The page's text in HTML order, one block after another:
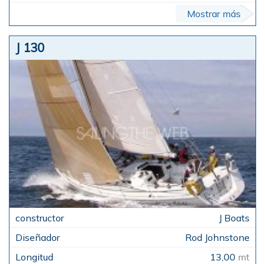
Mostrar más
J 130
J Boats
Rod Johnstone
13,00 mt